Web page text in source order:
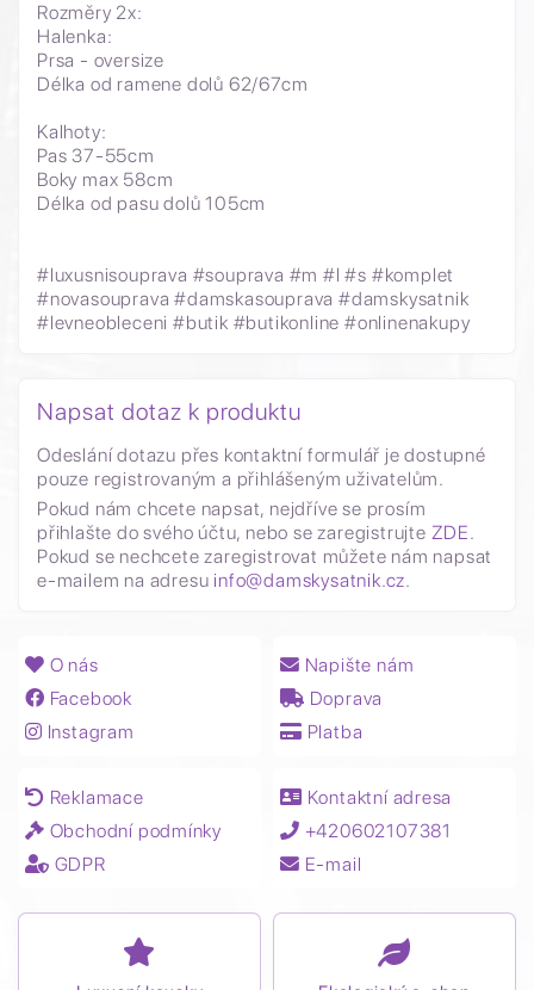
Rozměry 2x:
Halenka:
Prsa - oversize
Délka od ramene dolů 62/67cm
Kalhoty:
Pas 37-55cm
Boky max 58cm
Délka od pasu dolů 105cm
#luxusnisouprava #souprava #m #l #s #komplet
#novasouprava #damskasouprava #damskysatnik
#levneobleceni #butik #butikonline #onlinenakupy
Napsat dotaz k produktu
Odeslání dotazu přes kontaktní formulář je dostupné
pouze registrovaným a přihlášeným uživatelům.
Pokud nám chcete napsat, nejdříve se prosím
přihlašte do svého účtu, nebo se zaregistrujte ZDE.
Pokud se nechcete zaregistrovat můžete nám napsat
e-mailem na adresu info@damskysatnik.cz.
O nás
Facebook
Instagram
Napište nám
Doprava
Platba
Reklamace
Obchodní podmínky
GDPR
Kontaktní adresa
+420602107381
E-mail